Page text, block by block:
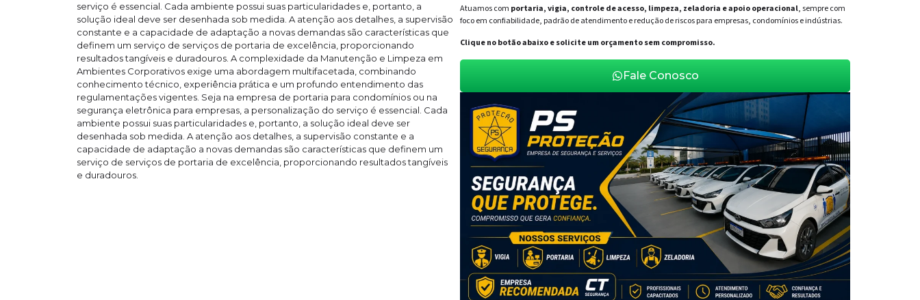
serviço é essencial. Cada ambiente possui suas particularidades e, portanto, a
solução ideal deve ser desenhada sob medida. A atenção aos detalhes, a supervisão
constante e a capacidade de adaptação a novas demandas são características que
definem um serviço de serviços de portaria de excelência, proporcionando
resultados tangíveis e duradouros. A complexidade da Manutenção e Limpeza em
Ambientes Corporativos exige uma abordagem multifacetada, combinando
conhecimento técnico, experiência prática e um profundo entendimento das
regulamentações vigentes. Seja na empresa de portaria para condomínios ou na
segurança eletrônica para empresas, a personalização do serviço é essencial. Cada
ambiente possui suas particularidades e, portanto, a solução ideal deve ser
desenhada sob medida. A atenção aos detalhes, a supervisão constante e a
capacidade de adaptação a novas demandas são características que definem um
serviço de serviços de portaria de excelência, proporcionando resultados tangíveis
e duradouros.
Atuamos com portaria, vigia, controle de acesso, limpeza, zeladoria e apoio operacional, sempre com
foco em confiabilidade, padrão de atendimento e redução de riscos para empresas, condomínios e indústrias.
Clique no botão abaixo e solicite um orçamento sem compromisso.
Fale Conosco